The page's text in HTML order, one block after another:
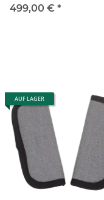
499,00 € *
AUF LAGER